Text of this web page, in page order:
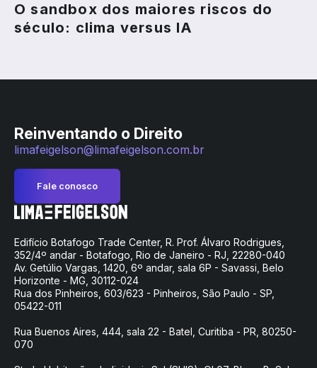
O sandbox dos maiores riscos do
século: clima versus IA
Reinventando o Direito
limafeigelson@limafeigelson.com.br
Fale conosco
Edifício Botafogo Trade Center, R. Prof. Álvaro Rodrigues,
352/4º andar - Botafogo, Rio de Janeiro - RJ, 22280-040
Av. Getúlio Vargas, 1420, 6º andar, sala 6P - Savassi, Belo
Horizonte - MG, 30112-024
Rua dos Pinheiros, 603/623 - Pinheiros, São Paulo - SP,
05422-011
Rua Buenos Aires, 444, sala 22 - Batel, Curitiba - PR, 80250-
070